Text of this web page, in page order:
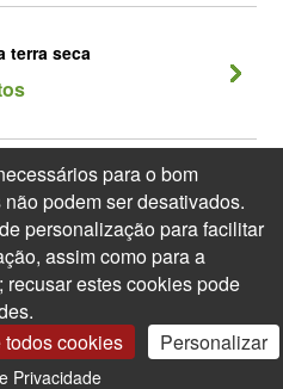
terra seca
Plantas perenes
XXL
para o bom
podem ser desativados.
personalização para facilitar
assim como para a
estes cookies pode
todos cookies Personalizar
Privacidade